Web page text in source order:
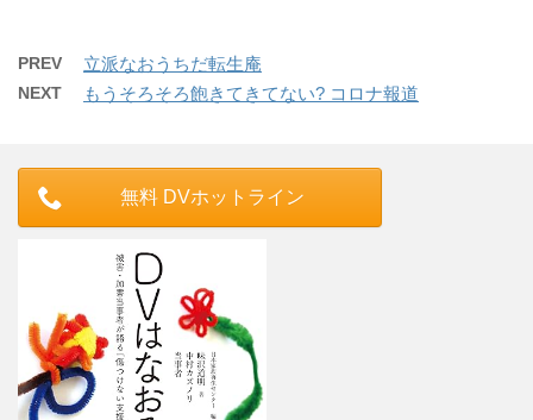
PREV 立派なおうちだ転生庵
NEXT もうそろそろ飽きてきてない? コロナ報道
無料 DVホットライン